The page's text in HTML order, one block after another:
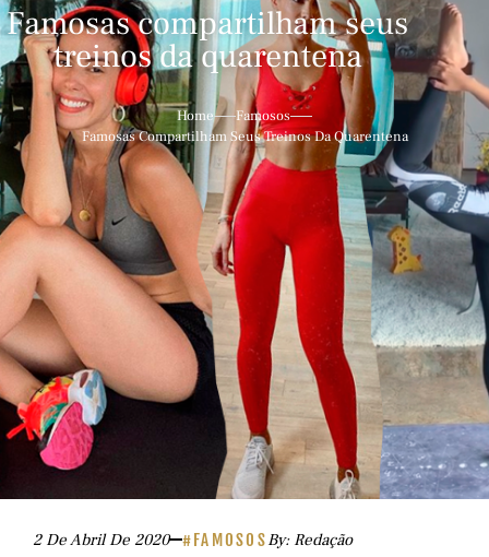
Famosas compartilham seus
treinos da quarentena
Home
Famosos
Famosas Compartilham Seus Treinos Da Quarentena
2 De Abril De 2020 #FAMOSOSBy: Redação